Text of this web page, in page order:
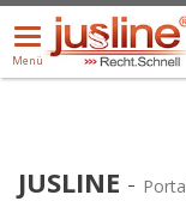
Menü
öffnen/schließen
Menü
ALLE
JUSLINE -